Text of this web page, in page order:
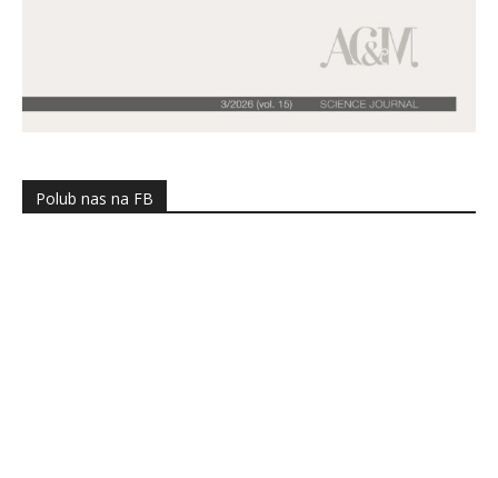
Polub nas na FB